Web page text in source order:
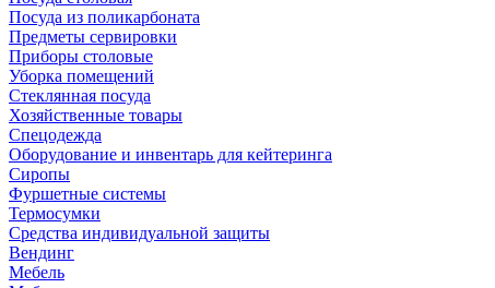
Посуда из поликарбоната
Предметы сервировки
Приборы столовые
Уборка помещений
Стеклянная посуда
Хозяйственные товары
Спецодежда
Оборудование и инвентарь для кейтеринга
Сиропы
Фуршетные системы
Термосумки
Средства индивидуальной защиты
Вендинг
Мебель